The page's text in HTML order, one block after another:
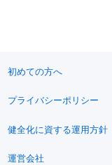
初めての方へ
プライバシーポリシー
健全化に資する運用方針
運営会社